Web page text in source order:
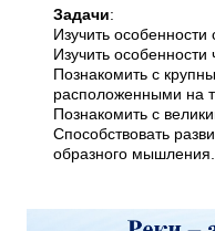
Задачи:
Изучить особенности
Изучить особенности
Познакомить с
расположенными на
Познакомить с
Способствовать
образного мышления.